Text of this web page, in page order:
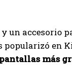
accesorio
popularizó en
más